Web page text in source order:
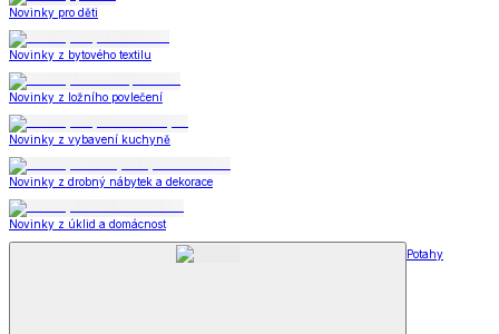
Novinky pro děti
Novinky z bytového textilu
Novinky z ložního povlečení
Novinky z vybavení kuchyně
Novinky z drobný nábytek a dekorace
Novinky z úklid a domácnost
Potahy